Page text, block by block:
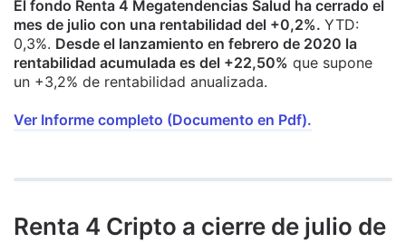
El fondo Renta 4 Megatendencias Salud ha cerrado el
mes de julio con una rentabilidad del +0,2%. YTD:
0,3%. Desde el lanzamiento en febrero de 2020 la
rentabilidad acumulada es del +22,50% que supone
un +3,2% de rentabilidad anualizada.
Ver Informe completo (Documento en Pdf).
Renta 4 Cripto a cierre de julio de